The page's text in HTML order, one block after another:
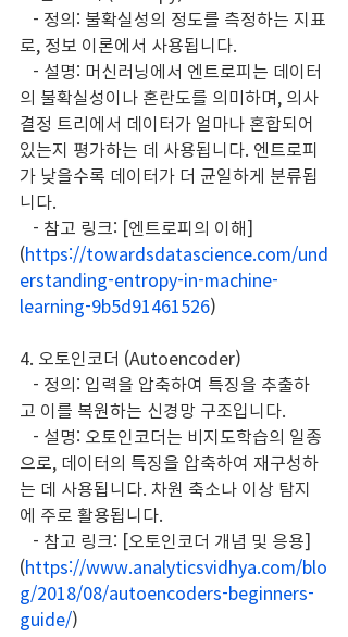
- 정의: 불확실성의 정도를 측정하는 지표
로, 정보 이론에서 사용됩니다.
- 설명: 머신러닝에서 엔트로피는 데이터
의 불확실성이나 혼란도를 의미하며, 의사
결정 트리에서 데이터가 얼마나 혼합되어
있는지 평가하는 데 사용됩니다. 엔트로피
가 낮을수록 데이터가 더 균일하게 분류됩
니다.
- 참고 링크: [엔트로피의 이해]
(https://towardsdatascience.com/und
erstanding-entropy-in-machine-
learning-9b5d91461526)
4. 오토인코더 (Autoencoder)
- 정의: 입력을 압축하여 특징을 추출하
고 이를 복원하는 신경망 구조입니다.
- 설명: 오토인코더는 비지도학습의 일종
으로, 데이터의 특징을 압축하여 재구성하
는 데 사용됩니다. 차원 축소나 이상 탐지
에 주로 활용됩니다.
- 참고 링크: [오토인코더 개념 및 응용]
(https://www.analyticsvidhya.com/blo
g/2018/08/autoencoders-beginners-
guide/)